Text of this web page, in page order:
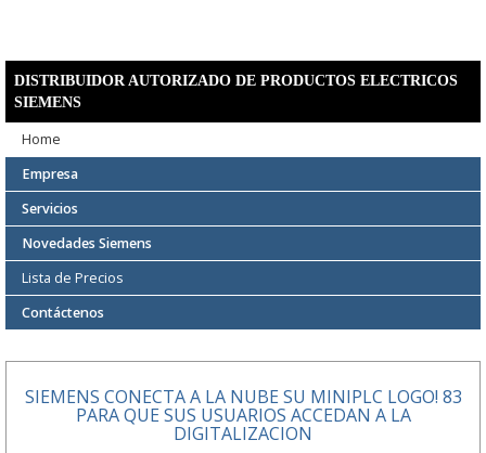
DISTRIBUIDOR AUTORIZADO DE PRODUCTOS ELECTRICOS
SIEMENS
Home
Empresa
Servicios
Novedades Siemens
Lista de Precios
Contáctenos
SIEMENS CONECTA A LA NUBE SU MINIPLC LOGO! 83
PARA QUE SUS USUARIOS ACCEDAN A LA
DIGITALIZACION